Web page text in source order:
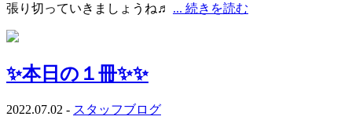
張り切っていきましょうね♬ ... 続きを読む
✨本日の１冊✨✨
2022.07.02 - スタッフブログ